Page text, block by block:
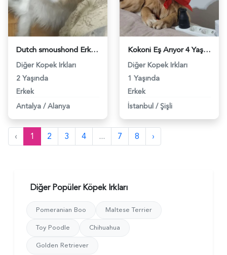
Dutch smoushond Erkek Köpeğime Eş Arıyorum - 118965904
Diğer Kopek Irkları
2 Yaşında
Erkek
Antalya / Alanya
Kokoni Eş Arıyor 4 Yaşında - 118961408
Diğer Kopek Irkları
1 Yaşında
Erkek
İstanbul / Şişli
‹ 1 2 3 4 ... 7 8 ›
Diğer Popüler Köpek Irkları
Pomeranian Boo
Maltese Terrier
Toy Poodle
Chihuahua
Golden Retriever